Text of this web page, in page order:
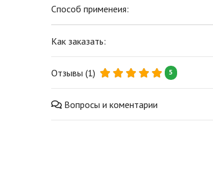
Способ применеия:
Как заказать:
Отзывы (1) 5
Вопросы и коментарии